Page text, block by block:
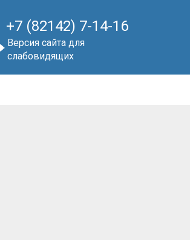
+7 (82142) 7-14-16
Версия сайта для
слабовидящих